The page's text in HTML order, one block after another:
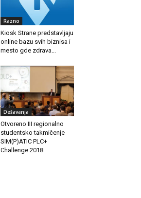
Razno
Kiosk Strane predstavljaju
online bazu svih biznisa i
mesto gde zdrava...
Dešavanja
Otvoreno III regionalno
studentsko takmičenje
SIM(P)ATIC PLC+
Challenge 2018